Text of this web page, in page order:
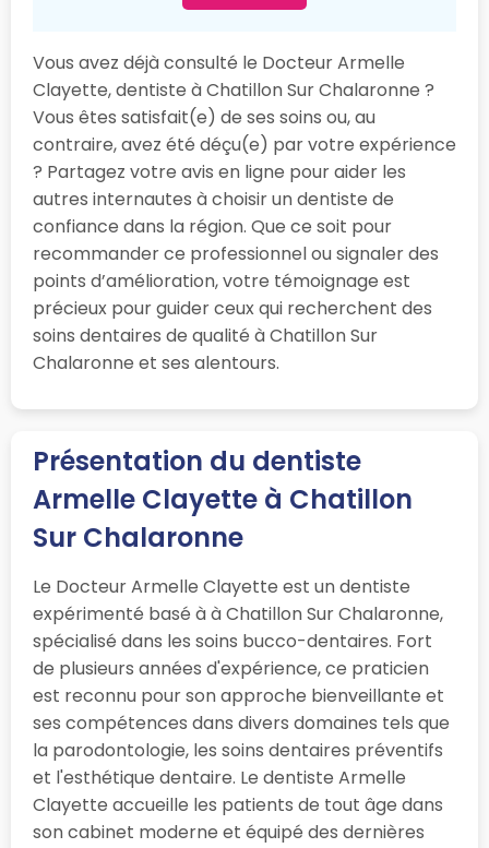
Vous avez déjà consulté le Docteur Armelle
Clayette, dentiste à Chatillon Sur Chalaronne ?
Vous êtes satisfait(e) de ses soins ou, au
contraire, avez été déçu(e) par votre expérience
? Partagez votre avis en ligne pour aider les
autres internautes à choisir un dentiste de
confiance dans la région. Que ce soit pour
recommander ce professionnel ou signaler des
points d’amélioration, votre témoignage est
précieux pour guider ceux qui recherchent des
soins dentaires de qualité à Chatillon Sur
Chalaronne et ses alentours.
Présentation du dentiste
Armelle Clayette à Chatillon
Sur Chalaronne
Le Docteur Armelle Clayette est un dentiste
expérimenté basé à à Chatillon Sur Chalaronne,
spécialisé dans les soins bucco-dentaires. Fort
de plusieurs années d'expérience, ce praticien
est reconnu pour son approche bienveillante et
ses compétences dans divers domaines tels que
la parodontologie, les soins dentaires préventifs
et l'esthétique dentaire. Le dentiste Armelle
Clayette accueille les patients de tout âge dans
son cabinet moderne et équipé des dernières